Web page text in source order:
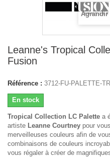
Agrandir
Leanne's Tropical
Fusion
Référence : 3712-FU-PALETTE-
En stock
Tropical Collection LC Palette a
artiste Leanne Courtney pour
merveilleuses couleurs afin de
combinaisons de couleurs
vous régaler à créer de